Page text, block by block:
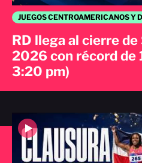
RD llega al cierre
2026 con récord de
3:20 pm)